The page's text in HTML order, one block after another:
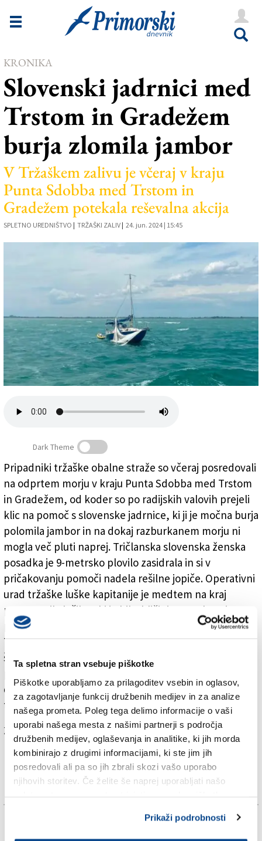
Ta spletna stran vsebuje piškotke
Piškotke uporabljamo za prilagoditev vsebin in oglasov,
za zagotavljanje funkcij družbenih medijev in za analize
našega prometa. Poleg tega delimo informacije o vaši
uporabi našega mesta z našimi partnerji s področja
družbenih medijev, oglaševanja in analitike, ki jih morda
kombinirajo z drugimi informacijami, ki ste jim jih
posredovali ali pa so jih zbrali skozi vašo uporabo
njihovih storitev. Če želite še naprej uporabljati našo
Prikaži podrobnosti
Novice
Goriška
Kultura
Šport
Še
Vreme
V Kioskih
Naročnine
KRONIKA
Slovenski jadrnici med
Trstom in Gradežem
burja zlomila jambor
V Tržaškem zalivu je včeraj v kraju
Punta Sdobba med Trstom in
Gradežem potekala reševalna akcija
SPLETNO UREDNIŠTVO | TRŽAŠKI ZALIV | 24. jun. 2024 | 15:45
Jadrnico so zasidrale in si nadele rešilne jopiče
(OBALNA STRAŽA)
Dark Theme
Pripadniki tržaške obalne straže so včeraj posredovali
na odprtem morju v kraju Punta Sdobba med Trstom
in Gradežem, od koder so po radijskih valovih prejeli
klic na pomoč s slovenske jadrnice, ki ji je močna burja
polomila jambor in na dokaj razburkanem morju ni
mogla več pluti naprej. Tričlanska slovenska ženska
posadka je 9-metrsko plovilo zasidrala in si v
pričakovanju pomoči nadela rešilne jopiče. Operativni
urad tržaške luške kapitanije je medtem na kraj
preusmeril vlačilec, ki je bil v bližini na poskusni
plovbi, da bi preverili stanje ponesrečene posadke.
Trideset minut po klicu na pomoč pa je na kraj priplul
še patruljni čoln obalne straže. Nanj so vkrcali članice
posadke. Bile so premrznjene in pretresene toda v
dobrem zdravstvenem stanju. Prepeljali so jih v
tržiško pristanišče.
Za branje in pisanje komentarjevje potrebna prijava